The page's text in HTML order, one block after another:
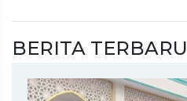
BERITA TERBARU